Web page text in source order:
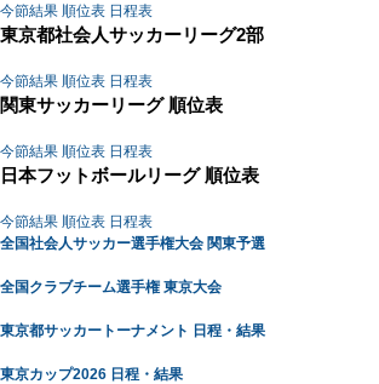
今節結果 順位表 日程表
東京都社会人サッカーリーグ2部
今節結果 順位表 日程表
関東サッカーリーグ 順位表
今節結果 順位表 日程表
日本フットボールリーグ 順位表
今節結果 順位表 日程表
全国社会人サッカー選手権大会 関東予選
全国クラブチーム選手権 東京大会
東京都サッカートーナメント 日程・結果
東京カップ2026 日程・結果